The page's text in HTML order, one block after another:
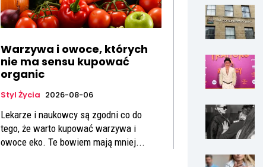
Warzywa i owoce, których
nie ma sensu kupować
organic
Styl Życia 2026-08-06
Lekarze i naukowcy są zgodni co do
tego, że warto kupować warzywa i
owoce eko. Te bowiem mają mniej...